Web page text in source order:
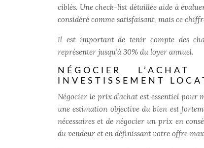
ciblés. Une check-list détaillée aide à
considéré comme satisfaisant, mais ce
Il est important de tenir compte des
représenter jusqu’à 30% du loyer annuel.
NÉGOCIER
INVESTISSEMENT
Négocier le prix d’achat est essentiel
une estimation objective du bien est
nécessaires et de négocier un prix en
du vendeur et en définissant votre offre